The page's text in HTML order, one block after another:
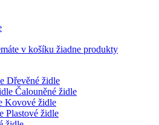
v košíku žiadne produkty
Dřevěné židle
Čalouněné židle
Kovové židle
Plastové židle